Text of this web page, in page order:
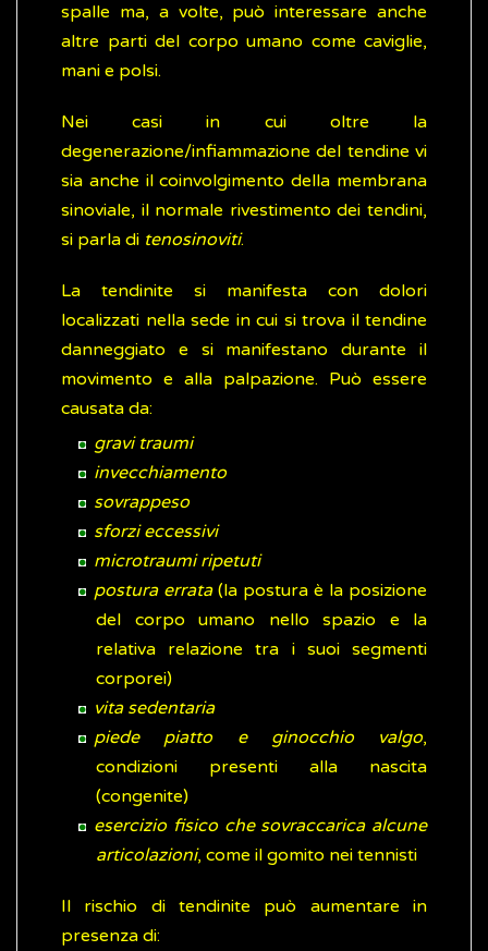
spalle ma, a volte, può interessare anche
altre parti del corpo umano come caviglie,
mani e polsi.
Nei casi in cui oltre la
degenerazione/infiammazione del tendine vi
sia anche il coinvolgimento della membrana
sinoviale, il normale rivestimento dei tendini,
si parla di tenosinoviti.
La tendinite si manifesta con dolori
localizzati nella sede in cui si trova il tendine
danneggiato e si manifestano durante il
movimento e alla palpazione. Può essere
causata da:
gravi traumi
invecchiamento
sovrappeso
sforzi eccessivi
microtraumi ripetuti
postura errata(la postura è la posizione
del corpo umano nello spazio e la
relativa relazione tra i suoi segmenti
corporei)
vita sedentaria
piede piatto e ginocchio valgo,
condizioni presenti alla nascita
(congenite)
esercizio fisico che sovraccarica alcune
articolazioni, come il gomito nei tennisti
Il rischio di tendinite può aumentare in
presenza di: